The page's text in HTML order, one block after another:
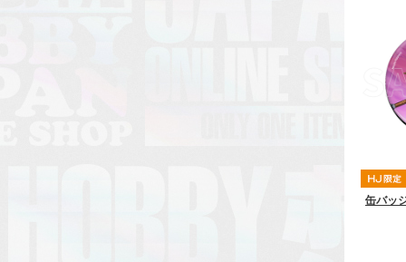
缶バッ